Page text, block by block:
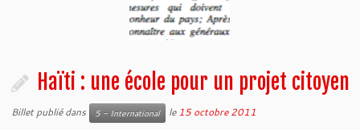
Haïti : une école pour un projet citoyen
Billet publié dans 5 - International le15 octobre 2011